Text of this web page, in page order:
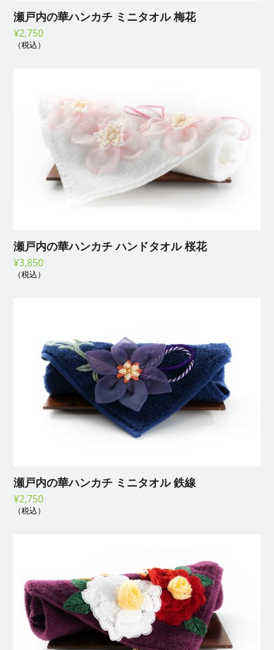
瀬戸内の華ハンカチ ミニタオル 梅花
¥2,750
（税込）
瀬戸内の華ハンカチ ハンドタオル 桜花
¥3,850
（税込）
瀬戸内の華ハンカチ ミニタオル 鉄線
¥2,750
（税込）